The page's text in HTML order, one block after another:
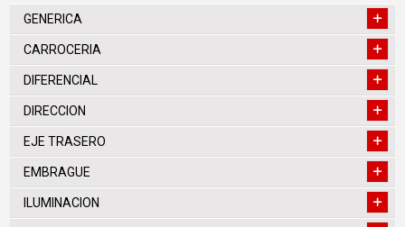
GENERICA
CARROCERIA
DIFERENCIAL
DIRECCION
EJE TRASERO
EMBRAGUE
ILUMINACION